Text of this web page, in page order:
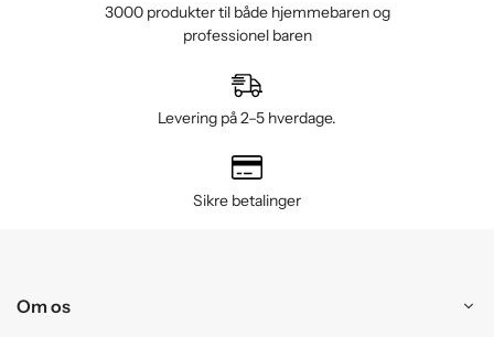
3000 produkter til både hjemmebaren og
professionel baren
Levering på 2–5 hverdage.
Sikre betalinger
Om os